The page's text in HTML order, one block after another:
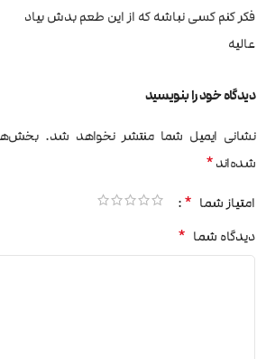
فکر کنم کسی نباشه که از این طعم بدش بیاد
عالیه
دیدگاه خود را بنویسید
نشانی ایمیل شما منتشر نخواهد شد.
شده‌اند*
امتیاز شما *
دیدگاه شما *